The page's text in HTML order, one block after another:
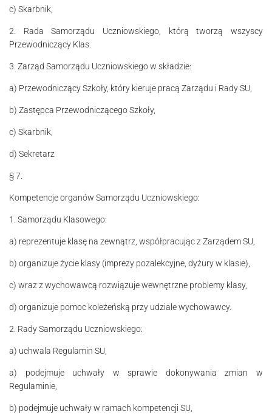
c) Skarbnik,
2. Rada Samorządu Uczniowskiego, którą tworzą wszyscy
Przewodniczący Klas.
3. Zarząd Samorządu Uczniowskiego w składzie:
a) Przewodniczący Szkoły, który kieruje pracą Zarządu i Rady SU,
b) Zastępca Przewodniczącego Szkoły,
c) Skarbnik,
d) Sekretarz
§ 7.
Kompetencje organów Samorządu Uczniowskiego:
1. Samorządu Klasowego:
a) reprezentuje klasę na zewnątrz, współpracując z Zarządem SU,
b) organizuje życie klasy (imprezy pozalekcyjne, dyżury w klasie),
c) wraz z wychowawcą rozwiązuje wewnętrzne problemy klasy,
d) organizuje pomoc koleżeńską przy udziale wychowawcy.
2. Rady Samorządu Uczniowskiego:
a) uchwala Regulamin SU,
a) podejmuje uchwały w sprawie dokonywania zmian w
Regulaminie,
b) podejmuje uchwały w ramach kompetencji SU,